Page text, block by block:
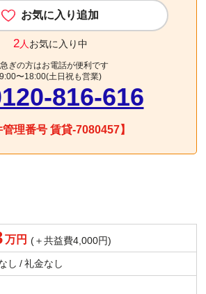
お気に入り追加
2人お気に入り中
ぎの方はお電話が便利です
9:00〜18:00(土日祝も営業)
816-616
管理番号 賃貸-7080457】
万円 (＋共益費4,000円)
し / 礼金なし